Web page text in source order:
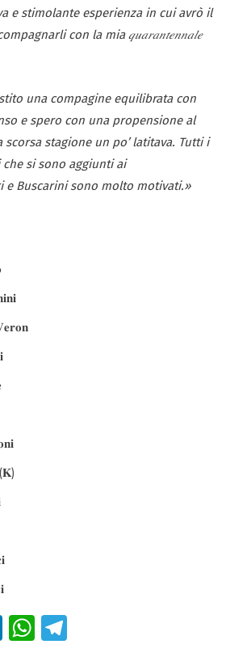
e stimolante esperienza in cui avrò il
con la mia𝑞𝑢𝑎𝑟𝑎𝑛𝑡𝑒𝑛𝑛𝑎𝑙𝑒
una compagine equilibrata con
e spero con una propensione al
stagione un po’ latitava. Tutti i
si sono aggiunti ai
e Buscarini sono molto motivati.»
Li W